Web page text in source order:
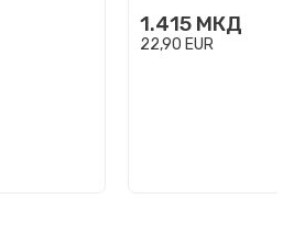
1.415 МКД
22,90 EUR